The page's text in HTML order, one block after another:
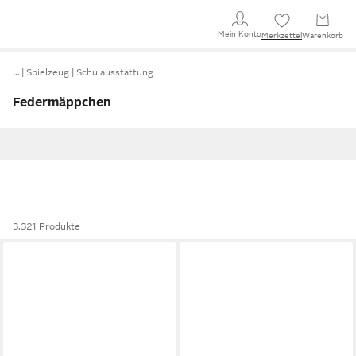
Mein KontoMerkzettel Warenkorb
… Spielzeug Schulausstattung
Federmäppchen
3.321 Produkte